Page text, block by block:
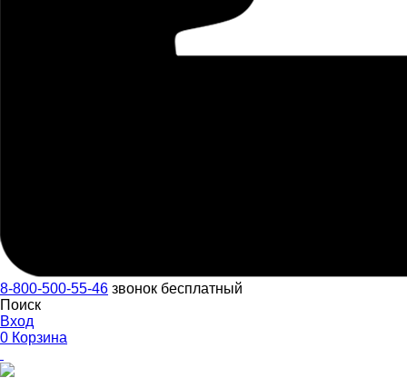
8-800-500-55-46 звонок бесплатный
Поиск
Вход
0 Корзина